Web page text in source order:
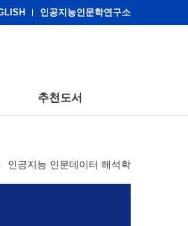
인공지능인문학연구소
추천도서
인공지능 인문데이터 해석학